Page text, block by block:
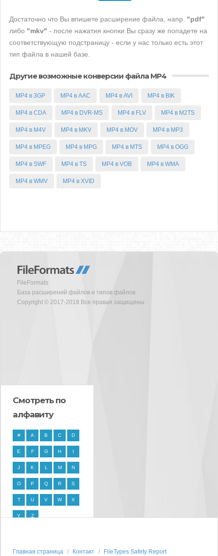
Достаточно что Вы впишете расширение файла, напр. "pdf"
либо "mkv" - после нажатия кнопки Вы сразу же попадете на
соответствующую подстраницу - если у нас только есть этот
тип файла в нашей базе.
Другие возможные конверсии файла MP4
MP4 в 3GP MP4 в AAC MP4 в AVI MP4 в BIK
MP4 в CDA MP4 в DVR-MS MP4 в FLV MP4 в M2TS
MP4 в M4V MP4 в MKV MP4 в MOV MP4 в MP3
MP4 в MPEG MP4 в MPG MP4 в MTS MP4 в OGG
MP4 в SWF MP4 в TS MP4 в VOB MP4 в WMA
MP4 в WMV MP4 в XVID
FileFormats
База расширений файлов и типов файлов
Copyright © 2017-2018 Все правая защищены
Смотреть по
алфавиту
# A B C D
E F G H I
J K L M N
O P Q R S
T U V W X
Y Z
Главная страница Контакт FileTypes Safety Report